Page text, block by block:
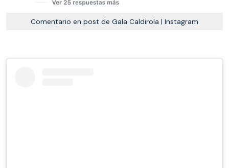
Comentario en post de Gala Caldirola | Instagram